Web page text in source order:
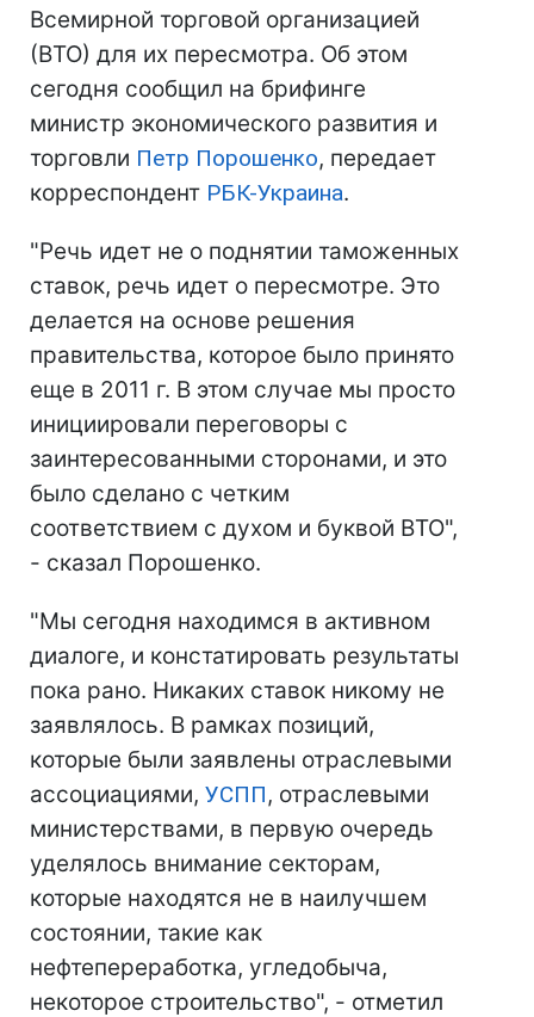
Всемирной торговой организацией
(ВТО) для их пересмотра. Об этом
сегодня сообщил на брифинге
министр экономического развития и
торговли Петр Порошенко, передает
корреспондент РБК-Украина.
"Речь идет не о поднятии таможенных
ставок, речь идет о пересмотре. Это
делается на основе решения
правительства, которое было принято
еще в 2011 г. В этом случае мы просто
инициировали переговоры с
заинтересованными сторонами, и это
было сделано с четким
соответствием с духом и буквой ВТО",
- сказал Порошенко.
"Мы сегодня находимся в активном
диалоге, и констатировать результаты
пока рано. Никаких ставок никому не
заявлялось. В рамках позиций,
которые были заявлены отраслевыми
ассоциациями, УСПП, отраслевыми
министерствами, в первую очередь
уделялось внимание секторам,
которые находятся не в наилучшем
состоянии, такие как
нефтепереработка, угледобыча,
некоторое строительство", - отметил